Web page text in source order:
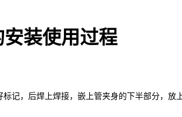
装使用过程
记，后焊上焊接，嵌上管夹身的下半部分，